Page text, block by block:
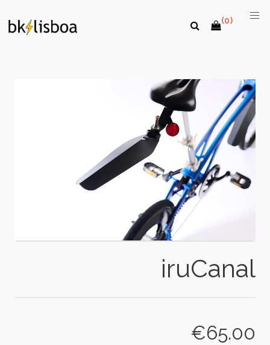
(0)
iruCanal
€65.00